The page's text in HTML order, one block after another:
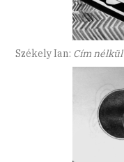
Székely Ian: Cím nélkül